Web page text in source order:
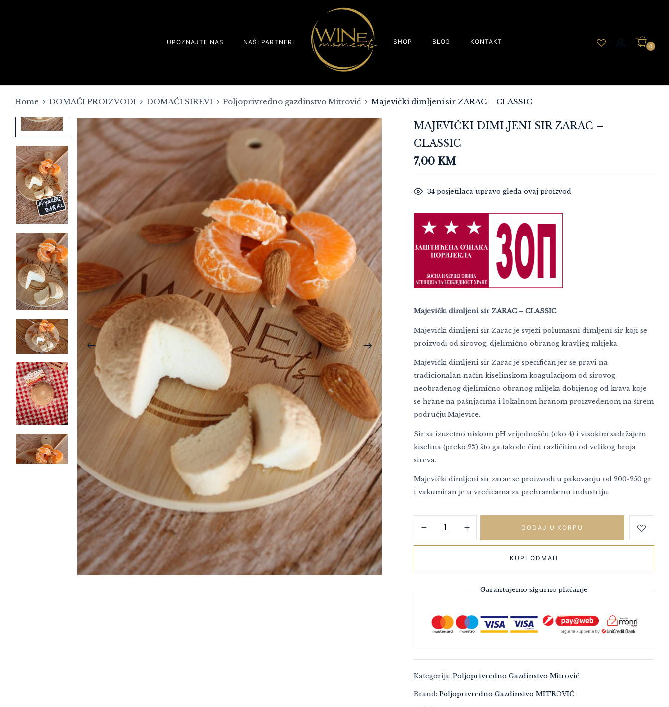
UPOZNAJTE NAS NAŠI PARTNERI SHOP BLOG KONTAKT
0
Home DOMAĆI PROIZVODI DOMAĆI SIREVI Poljoprivredno gazdinstvo Mitrović Majevički dimljeni sir ZARAC – CLASSIC
MAJEVIČKI DIMLJENI SIR ZARAC –
CLASSIC
7,00KM
34 posjetilaca upravo gleda ovaj proizvod
Majevički dimljeni sir ZARAC – CLASSIC
Majevički dimljeni sir Zarac je svježi polumasni dimljeni sir koji se
proizvodi od sirovog, djelimično obranog kravljeg mlijeka.
Majevički dimljeni sir Zarac je specifičan jer se pravi na
tradicionalan način kiselinskom koagulacijom od sirovog
neobrađenog djelimično obranog mlijeka dobijenog od krava koje
se hrane na pašnjacima i lokalnom hranom proizvedenom na širem
području Majevice.
Sir sa izuzetno niskom pH vrijednošću (oko 4) i visokim sadržajem
kiselina (preko 2%) što ga takođe čini različitim od velikog broja
sireva.
Majevički dimljeni sir zarac se proizvodi u pakovanju od 200-250 gr
i vakumiran je u vrećicama za prehrambenu industriju.
DODAJ U KORPU
KUPI ODMAH
Garantujemo sigurno plaćanje
Kategorija:Poljoprivredno Gazdinstvo Mitrović
Brand:Poljoprivredno Gazdinstvo MITROVIĆ